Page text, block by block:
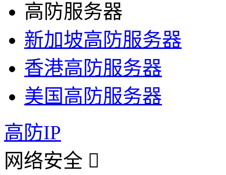
高防服务器
新加坡高防服务器
香港高防服务器
美国高防服务器
高防IP
网络安全